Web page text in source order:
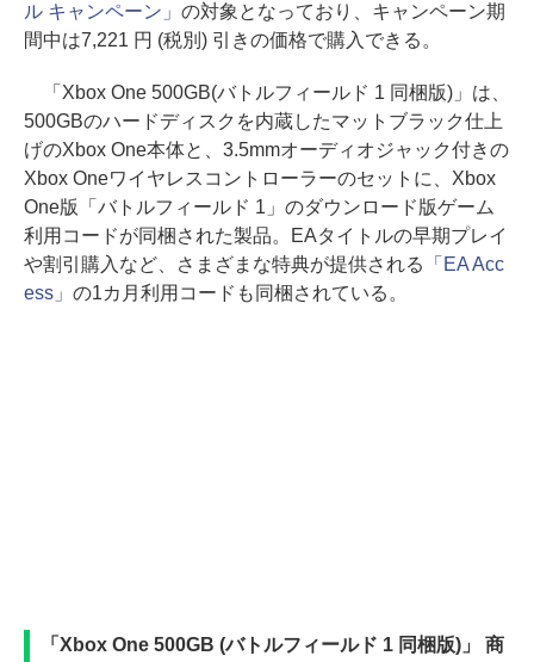
ル キャンペーン」 の対象となっており、キャンペーン期
間中は7,221 円 (税別) 引きの価格で購入できる。
「Xbox One 500GB(バトルフィールド 1 同梱版)」は、
500GBのハードディスクを内蔵したマットブラック仕上
げのXbox One本体と、3.5mmオーディオジャック付きの
Xbox Oneワイヤレスコントローラーのセットに、Xbox
One版「バトルフィールド 1」のダウンロード版ゲーム
利用コードが同梱された製品。EAタイトルの早期プレイ
や割引購入など、さまざまな特典が提供される
「EA Acc
ess」 の1カ月利用コードも同梱されている。
「Xbox One 500GB (バトルフィールド 1 同梱版)」 商